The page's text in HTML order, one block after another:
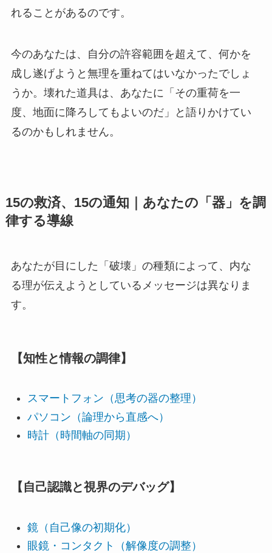
れることがあるのです。
今のあなたは、自分の許容範囲を超えて、何かを
成し遂げようと無理を重ねてはいなかったでしょ
うか。壊れた道具は、あなたに「その重荷を一
度、地面に降ろしてもよいのだ」と語りかけてい
るのかもしれません。
15の救済、15の通知｜あなたの「器」を調
律する導線
あなたが目にした「破壊」の種類によって、内な
る理が伝えようとしているメッセージは異なりま
す。
【知性と情報の調律】
スマートフォン（思考の器の整理）
パソコン（論理から直感へ）
時計（時間軸の同期）
【自己認識と視界のデバッグ】
鏡（自己像の初期化）
眼鏡・コンタクト（解像度の調整）